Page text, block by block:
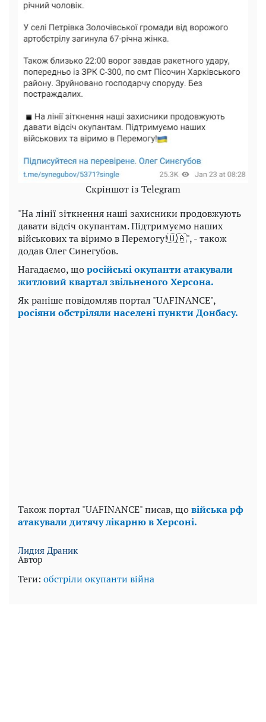
Скріншот із Telegram
"На лінії зіткнення наші захисники продовжують
давати відсіч окупантам. Підтримуємо наших
військових та віримо в Перемогу!🇺🇦", - також
додав Олег Синегубов.
Нагадаємо, щоросійські окупанти атакували
житловий квартал звільненого Херсона.
Як раніше повідомляв портал "UAFINANCE",
росіяни обстріляли населені пункти Донбасу.
Також портал "UAFINANCE" писав, щовійська рф
атакували дитячу лікарню в Херсоні.
Лидия Драник
Автор
Теги: обстріли окупанти війна